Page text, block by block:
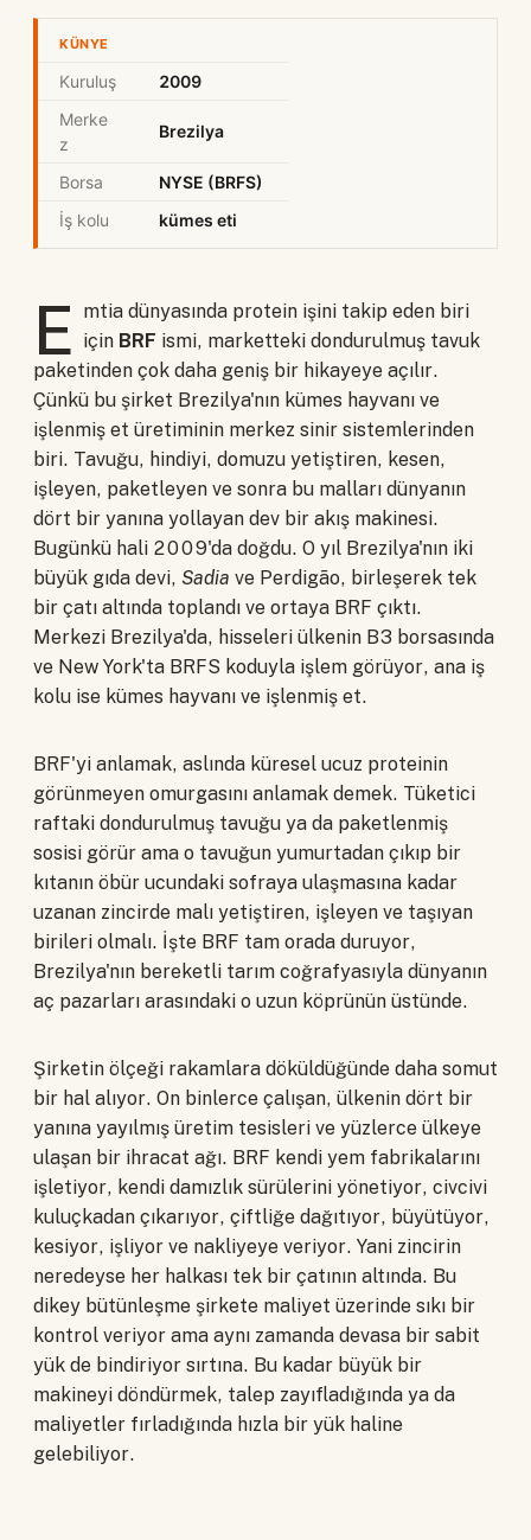
KÜNYE
Kuruluş
2009
Merke
z
Brezilya
Borsa
NYSE (BRFS)
İş kolu
kümes eti
E mtia dünyasında protein işini takip eden biri
için BRF ismi, marketteki dondurulmuş tavuk
paketinden çok daha geniş bir hikayeye açılır.
Çünkü bu şirket Brezilya'nın kümes hayvanı ve
işlenmiş et üretiminin merkez sinir sistemlerinden
biri. Tavuğu, hindiyi, domuzu yetiştiren, kesen,
işleyen, paketleyen ve sonra bu malları dünyanın
dört bir yanına yollayan dev bir akış makinesi.
Bugünkü hali 2009'da doğdu. O yıl Brezilya'nın iki
büyük gıda devi, Sadia ve Perdigão, birleşerek tek
bir çatı altında toplandı ve ortaya BRF çıktı.
Merkezi Brezilya'da, hisseleri ülkenin B3 borsasında
ve New York'ta BRFS koduyla işlem görüyor, ana iş
kolu ise kümes hayvanı ve işlenmiş et.
BRF'yi anlamak, aslında küresel ucuz proteinin
görünmeyen omurgasını anlamak demek. Tüketici
raftaki dondurulmuş tavuğu ya da paketlenmiş
sosisi görür ama o tavuğun yumurtadan çıkıp bir
kıtanın öbür ucundaki sofraya ulaşmasına kadar
uzanan zincirde malı yetiştiren, işleyen ve taşıyan
birileri olmalı. İşte BRF tam orada duruyor,
Brezilya'nın bereketli tarım coğrafyasıyla dünyanın
aç pazarları arasındaki o uzun köprünün üstünde.
Şirketin ölçeği rakamlara döküldüğünde daha somut
bir hal alıyor. On binlerce çalışan, ülkenin dört bir
yanına yayılmış üretim tesisleri ve yüzlerce ülkeye
ulaşan bir ihracat ağı. BRF kendi yem fabrikalarını
işletiyor, kendi damızlık sürülerini yönetiyor, civcivi
kuluçkadan çıkarıyor, çiftliğe dağıtıyor, büyütüyor,
kesiyor, işliyor ve nakliyeye veriyor. Yani zincirin
neredeyse her halkası tek bir çatının altında. Bu
dikey bütünleşme şirkete maliyet üzerinde sıkı bir
kontrol veriyor ama aynı zamanda devasa bir sabit
yük de bindiriyor sırtına. Bu kadar büyük bir
makineyi döndürmek, talep zayıfladığında ya da
maliyetler fırladığında hızla bir yük haline
gelebiliyor.